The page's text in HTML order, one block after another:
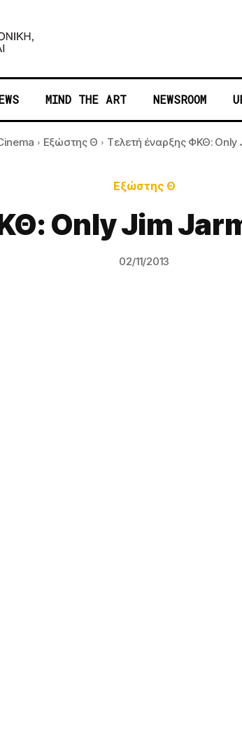
MIND THE ART NEWSROOM
Εξώστης Θ Τελετή έναρξης ΦΚΘ: Only
Εξώστης Θ
Only Jim
02/11/2013